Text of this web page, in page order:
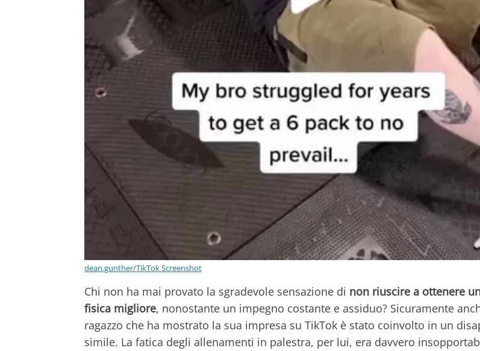
dean.gunther/TikTok Screenshot
Chi non ha mai provato la sgradevole sensazione di non riuscire a ottenere
fisica migliore, nonostante un impegno costante e assiduo? Sicuramente
ragazzo che ha mostrato la sua impresa su TikTok è stato coinvolto in un
simile. La fatica degli allenamenti in palestra, per lui, era davvero